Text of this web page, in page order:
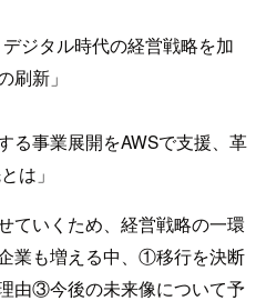
ジタル時代の経営戦略を加
刷新」
事業展開をAWSで支援、革
は」
ていくため、経営戦略の一環
業も増える中、①移行を決断
由③今後の未来像について予